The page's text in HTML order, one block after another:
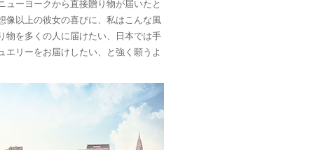
ューヨークから直接贈り物が届いたと
像以上の彼女の喜びに、私はこんな風
物を多くの人に届けたい、日本では手
エリーをお届けしたい、と強く願うよ